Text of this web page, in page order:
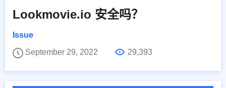
Lookmovie.io 安全吗？
Issue
September 29, 2022
29,393